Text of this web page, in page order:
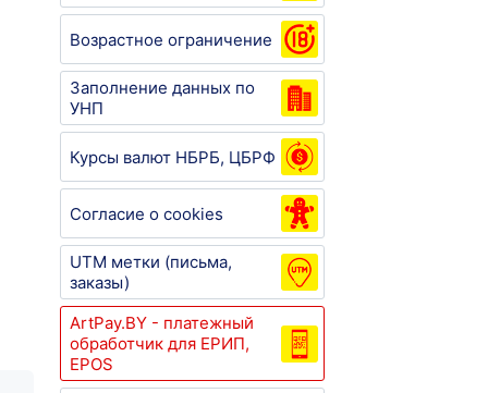
Возрастное ограничение
Заполнение данных по
УНП
Курсы валют НБРБ, ЦБРФ
Согласие о cookies
UTM метки (письма,
заказы)
ArtPay.BY - платежный
обработчик для ЕРИП,
EPOS